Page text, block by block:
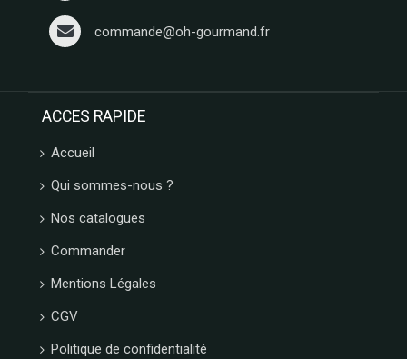
MESSORI
BREBION
d'Armorine
MAISON
SPARKTEEZ
DELICIEUSE
ZALG
BOCA
D'AQUI
DE BORMES
JEANTAINE
commande@oh-gourmand.fr
ACCES RAPIDE
Accueil
Qui sommes-nous ?
Nos catalogues
Commander
Mentions Légales
CGV
Politique de confidentialité